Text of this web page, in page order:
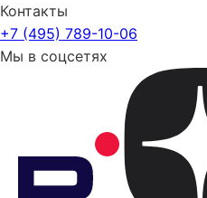
Контакты
+7 (495) 789-10-06
Мы в соцсетях